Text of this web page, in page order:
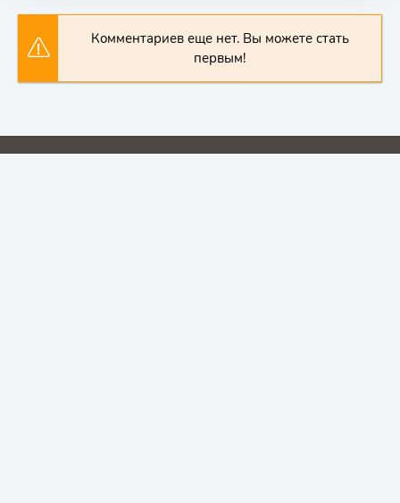
Комментариев еще нет. Вы можете стать
первым!